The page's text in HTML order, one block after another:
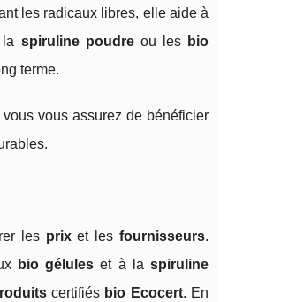
les radicaux libres, elle aide à
spiruline poudreou les bio
terme.
vous vous assurez de bénéficier
les prixet lesfournisseurs.
bio gélules et à la spiruline
certifiés bio Ecocert. En